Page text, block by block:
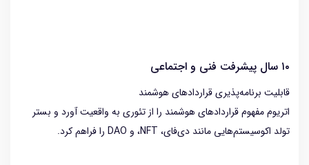
۱۰ سال پیشرفت فنی و اجتماعی
قابلیت برنامه‌پذیری قراردادهای هوشمند
اتریوم مفهوم قراردادهای هوشمند را از تئوری به واقعیت آورد و بستر
تولد اکوسیستم‌هایی مانند دی‌فای، NFT، و DAO را فراهم کرد.